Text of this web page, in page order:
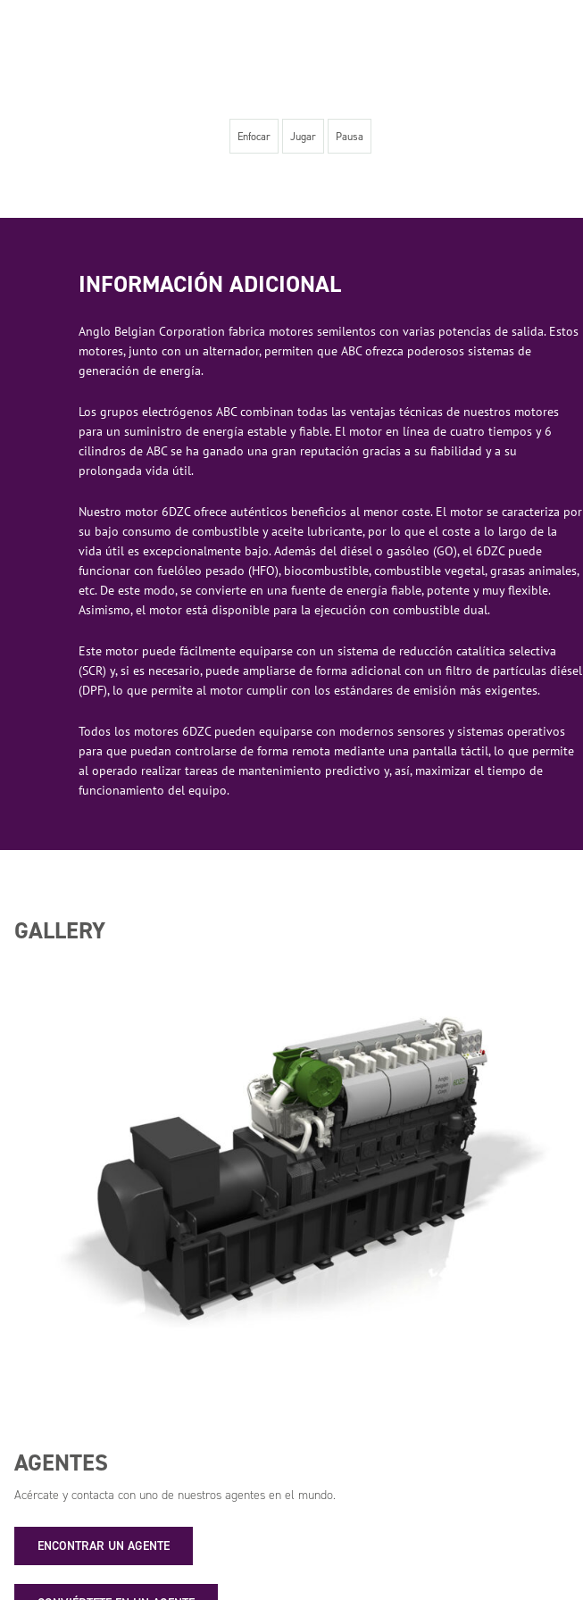
Enfocar Jugar Pausa
INFORMACIÓN ADICIONAL
Anglo Belgian Corporation fabrica motores semilentos con varias potencias de salida. Estos
motores, junto con un alternador, permiten que ABC ofrezca poderosos sistemas de
generación de energía.
Los grupos electrógenos ABC combinan todas las ventajas técnicas de nuestros motores
para un suministro de energía estable y fiable. El motor en línea de cuatro tiempos y 6
cilindros de ABC se ha ganado una gran reputación gracias a su fiabilidad y a su
prolongada vida útil.
Nuestro motor 6DZC ofrece auténticos beneficios al menor coste. El motor se caracteriza por
su bajo consumo de combustible y aceite lubricante, por lo que el coste a lo largo de la
vida útil es excepcionalmente bajo. Además del diésel o gasóleo (GO), el 6DZC puede
funcionar con fuelóleo pesado (HFO), biocombustible, combustible vegetal, grasas animales,
etc. De este modo, se convierte en una fuente de energía fiable, potente y muy flexible.
Asimismo, el motor está disponible para la ejecución con combustible dual.
Este motor puede fácilmente equiparse con un sistema de reducción catalítica selectiva
(SCR) y, si es necesario, puede ampliarse de forma adicional con un filtro de partículas diésel
(DPF), lo que permite al motor cumplir con los estándares de emisión más exigentes.
Todos los motores 6DZC pueden equiparse con modernos sensores y sistemas operativos
para que puedan controlarse de forma remota mediante una pantalla táctil, lo que permite
al operado realizar tareas de mantenimiento predictivo y, así, maximizar el tiempo de
funcionamiento del equipo.
GALLERY
AGENTES
Acércate y contacta con uno de nuestros agentes en el mundo.
ENCONTRAR UN AGENTE